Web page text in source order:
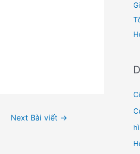
Next Bài viết →